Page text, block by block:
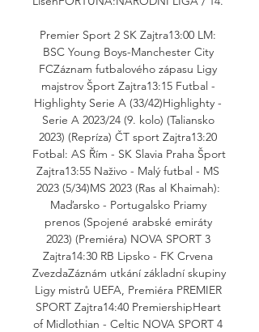
Premier Sport 2 SK Zajtra13:00 LM:
BSC Young Boys-Manchester City
FCZáznam futbalového zápasu Ligy
majstrov Šport Zajtra13:15 Futbal -
Highlighty Serie A (33/42)Highlighty -
Serie A 2023/24 (9. kolo) (Taliansko
2023) (Repríza) ČT sport Zajtra13:20
Fotbal: AS Řím - SK Slavia Praha Šport
Zajtra13:55 Naživo - Malý futbal - MS
2023 (5/34)MS 2023 (Ras al Khaimah):
Maďarsko - Portugalsko Priamy
prenos (Spojené arabské emiráty
2023) (Premiéra) NOVA SPORT 3
Zajtra14:30 RB Lipsko - FK Crvena
ZvezdaZáznám utkání základní skupiny
Ligy mistrů UEFA, Premiéra PREMIER
SPORT Zajtra14:40 PremiershipHeart
of Midlothian - Celtic NOVA SPORT 4